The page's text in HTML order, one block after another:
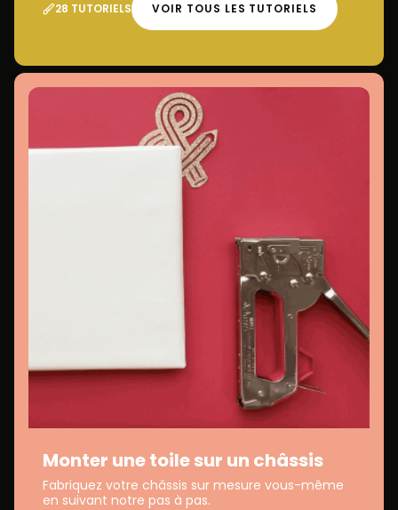
28 TUTORIELS VOIR TOUS LES TUTORIELS
Monter une toile sur un châssis
Fabriquez votre châssis sur mesure vous-même
en suivant notre pas à pas.